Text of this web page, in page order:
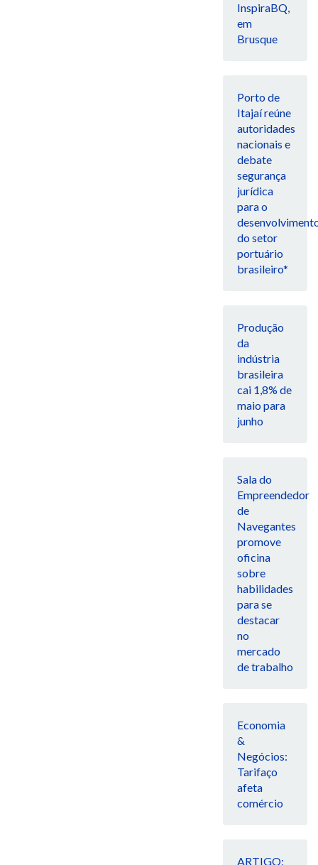
InspiraBQ,
em
Brusque
Porto de
Itajaí reúne
autoridades
nacionais e
debate
segurança
jurídica
para o
do setor
portuário
brasileiro*
Produção
da
indústria
brasileira
cai 1,8% de
maio para
junho
Sala do
Empreendedor
de
Navegantes
promove
oficina
sobre
habilidades
para se
destacar
no
mercado
de trabalho
Economia
&
Negócios:
Tarifaço
afeta
comércio
ARTIGO: